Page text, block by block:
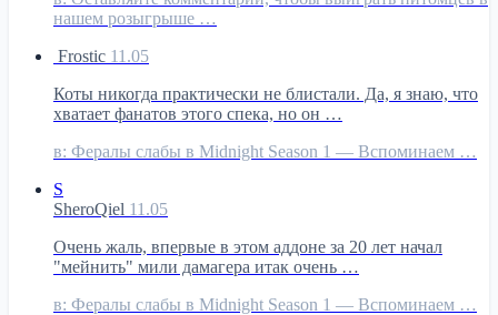
нашем розыгрыше …
Frostic 11.05
Коты никогда практически не блистали. Да, я знаю, что
хватает фанатов этого спека, но он …
в: Фералы слабы в Midnight Season 1 — Вспоминаем …
S
SheroQiel 11.05
Очень жаль, впервые в этом аддоне за 20 лет начал
"мейнить" мили дамагера итак очень …
в: Фералы слабы в Midnight Season 1 — Вспоминаем …